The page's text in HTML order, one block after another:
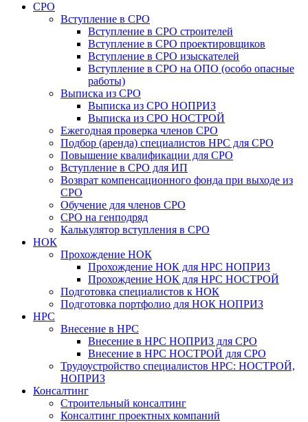
СРО
Вступление в СРО
Вступление в СРО строителей
Вступление в СРО проектировщиков
Вступление в СРО изыскателей
Вступление в СРО на ОПО (особо опасные
работы)
Выписка из СРО
Выписка из СРО НОПРИЗ
Выписка из СРО НОСТРОЙ
Ежегодная проверка членов СРО
Подбор (аренда) специалистов НРС для СРО
Повышение квалификации для СРО
Вступление в СРО для ИП
Возврат компенсационного фонда при выходе из
СРО
Обучение для членов СРО
СРО на генподряд
Калькулятор вступления в СРО
НОК
Прохождение НОК
Прохождение НОК для НРС НОПРИЗ
Прохождение НОК для НРС НОСТРОЙ
Подготовка специалистов к НОК
Подготовка портфолио для НОК НОПРИЗ
НРС
Внесение в НРС
Внесение в НРС НОПРИЗ для СРО
Внесение в НРС НОСТРОЙ для СРО
Трудоустройство специалистов НРС: НОСТРОЙ,
НОПРИЗ
Консалтинг
Строительный консалтинг
Консалтинг проектных компаний